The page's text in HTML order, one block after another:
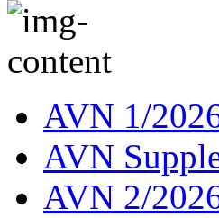
AVN 1/
AVN
AVN 2/